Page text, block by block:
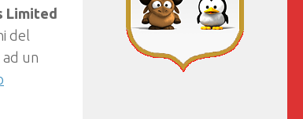
Limited
del
ad un